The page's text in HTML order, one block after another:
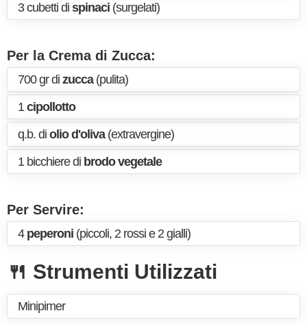
3 cubetti di spinaci (surgelati)
Per la Crema di Zucca:
700 gr di zucca(pulita)
1cipollotto
q.b. di olio d'oliva(extravergine)
1 bicchiere di brodo vegetale
Per Servire:
4 peperoni (piccoli, 2 rossi e 2 gialli)
🍴 Strumenti Utilizzati
Minipimer